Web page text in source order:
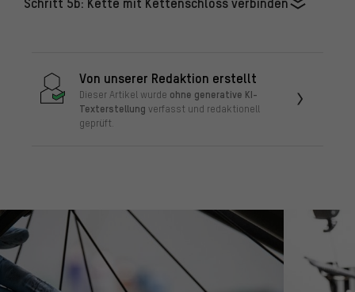
Von unserer Redaktion erstellt
Dieser Artikel wurde ohne generative KI-
Texterstellung verfasst und redaktionell
geprüft.